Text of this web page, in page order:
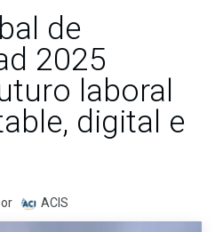
de
2025
laboral
digital e
ACIS